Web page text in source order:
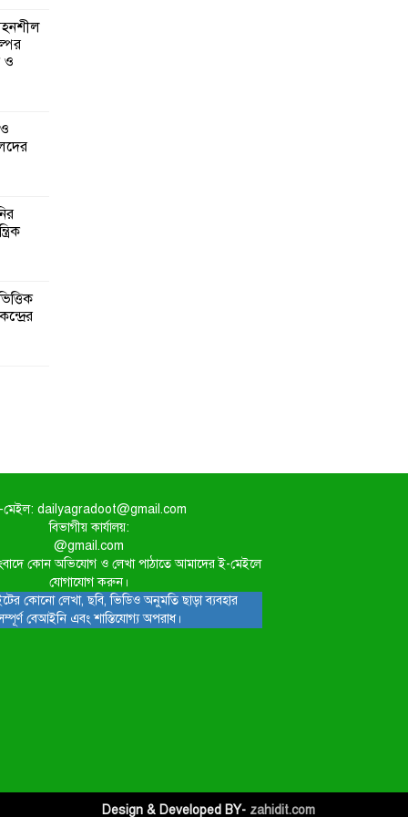
ও
মেইল: dailyagradoot@gmail.com
বিভাগীয় কার্যালয়:
@gmail.com
কোন অভিযোগ ও লেখা পাঠাতে আমাদের ই-মেইলে
যোগাযোগ করুন।
কোনো লেখা, ছবি, ভিডিও অনুমতি ছাড়া ব্যবহার
বেআইনি এবং শাস্তিযোগ্য অপরাধ।
Design & Developed BY- zahidit.com